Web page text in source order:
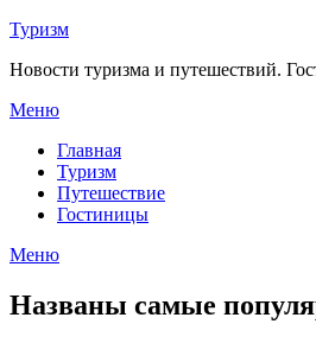
Перейти
содержимому
Туризм
Новости туризма и путешествий.
Меню
Главная
Туризм
Путешествие
Гостиницы
Меню
Названы самые